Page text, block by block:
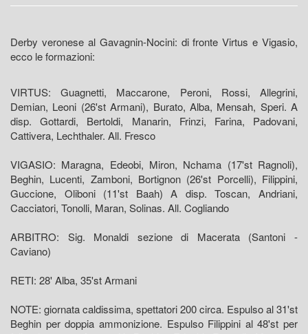
Derby veronese al Gavagnin-Nocini: di fronte Virtus e Vigasio,
ecco le formazioni:
VIRTUS: Guagnetti, Maccarone, Peroni, Rossi, Allegrini,
Demian, Leoni (26'st Armani), Burato, Alba, Mensah, Speri. A
disp. Gottardi, Bertoldi, Manarin, Frinzi, Farina, Padovani,
Cattivera, Lechthaler. All. Fresco
VIGASIO: Maragna, Edeobi, Miron, Nchama (17'st Ragnoli),
Beghin, Lucenti, Zamboni, Bortignon (26'st Porcelli), Filippini,
Guccione, Oliboni (11'st Baah) A disp. Toscan, Andriani,
Cacciatori, Tonolli, Maran, Solinas. All. Cogliando
ARBITRO: Sig. Monaldi sezione di Macerata (Santoni -
Caviano)
RETI: 28' Alba, 35'st Armani
NOTE: giornata caldissima, spettatori 200 circa. Espulso al 31'st
Beghin per doppia ammonizione. Espulso Filippini al 48'st per